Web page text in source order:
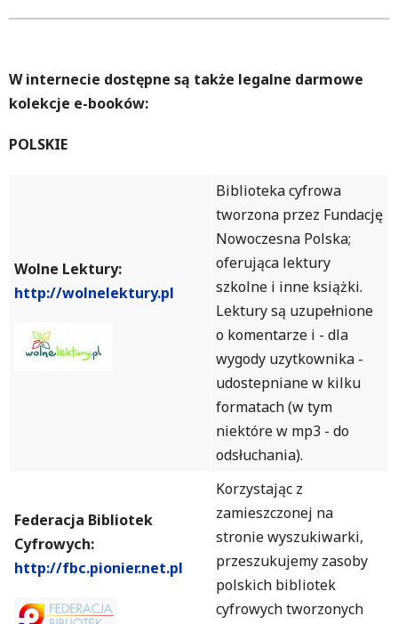
W internecie dostępne są także legalne darmowe
kolekcje e-booków:
POLSKIE
Wolne Lektury:
http://wolnelektury.pl
Biblioteka cyfrowa
tworzona przez Fundację
Nowoczesna Polska;
oferująca lektury
szkolne i inne książki.
Lektury są uzupełnione
o komentarze i - dla
wygody uzytkownika -
udostepniane w kilku
formatach (w tym
niektóre w mp3 - do
odsłuchania).
Federacja Bibliotek
Cyfrowych:
http://fbc.pionier.net.pl
Korzystając z
zamieszczonej na
stronie wyszukiwarki,
przeszukujemy zasoby
polskich bibliotek
cyfrowych tworzonych